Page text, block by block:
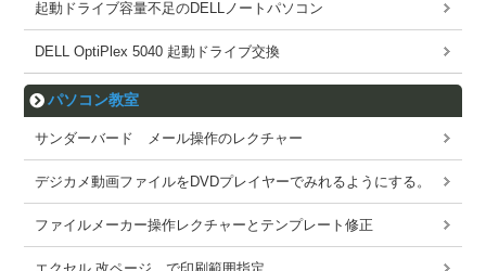
起動ドライブ容量不足のDELLノートパソコン
DELL OptiPlex 5040 起動ドライブ交換
パソコン教室
サンダーバード メール操作のレクチャー
デジカメ動画ファイルをDVDプレイヤーでみれるようにする。
ファイルメーカー操作レクチャーとテンプレート修正